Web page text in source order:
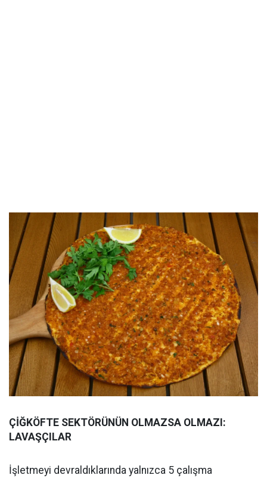
ÇİĞKÖFTE SEKTÖRÜNÜN OLMAZSA OLMAZI:
LAVAŞÇILAR
İşletmeyi devraldıklarında yalnızca 5 çalışma